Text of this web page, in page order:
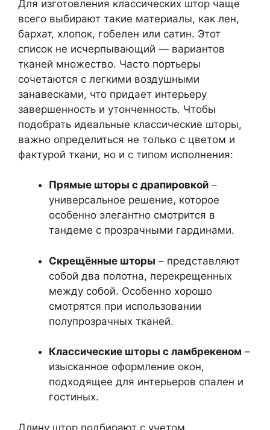
Для изготовления классических штор чаще
всего выбирают такие материалы, как лен,
бархат, хлопок, гобелен или сатин. Этот
список не исчерпывающий — вариантов
тканей множество. Часто портьеры
сочетаются с легкими воздушными
занавесками, что придает интерьеру
завершенность и утонченность. Чтобы
подобрать идеальные классические шторы,
важно определиться не только с цветом и
фактурой ткани, но и с типом исполнения:
Прямые шторы с драпировкой –
универсальное решение, которое
особенно элегантно смотрится в
тандеме с прозрачными гардинами.
Скрещённые шторы – представляют
собой два полотна, перекрещенных
между собой. Особенно хорошо
смотрятся при использовании
полупрозрачных тканей.
Классические шторы с ламбрекеном –
изысканное оформление окон,
подходящее для интерьеров спален и
гостиных.
Длину штор подбирают с учетом